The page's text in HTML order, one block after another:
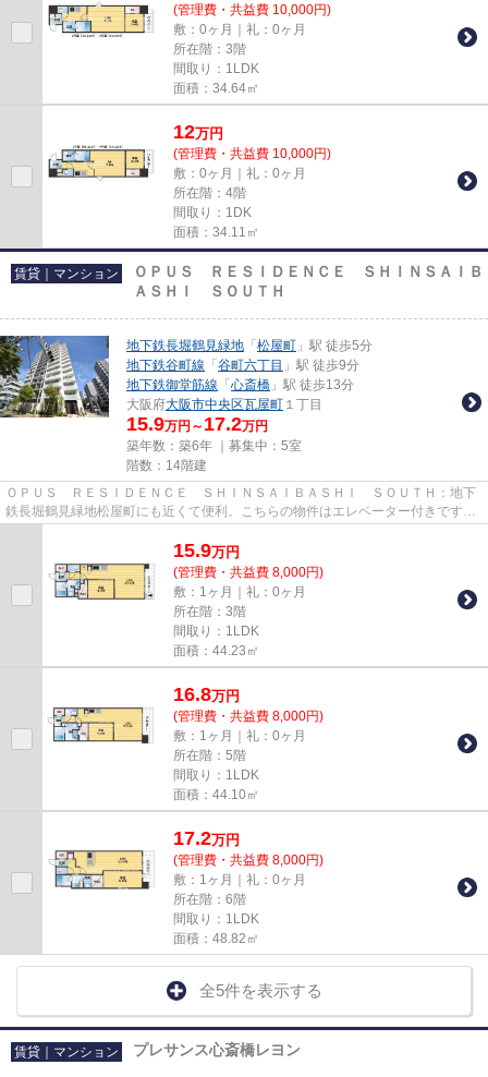
(管理費・共益費 10,000円)
敷：0ヶ月｜礼：0ヶ月
所在階：3階
間取り：1LDK
面積：34.64㎡
12万円
(管理費・共益費 10,000円)
敷：0ヶ月｜礼：0ヶ月
所在階：4階
間取り：1DK
面積：34.11㎡
賃貸｜マンション
ＯＰＵＳ ＲＥＳＩＤＥＮＣＥ ＳＨＩＮＳＡＩＢ
ＡＳＨＩ ＳＯＵＴＨ
地下鉄長堀鶴見緑地 「 松屋町 」駅 徒歩5分
地下鉄谷町線 「 谷町六丁目 」駅 徒歩9分
地下鉄御堂筋線 「 心斎橋 」駅 徒歩13分
大阪府大阪市中央区瓦屋町 １丁目
15.9万円～ 17.2万円
築年数：築6年 ｜募集中： 5室
階数：14階建
ＯＰＵＳ ＲＥＳＩＤＥＮＣＥ ＳＨＩＮＳＡＩＢＡＳＨＩ ＳＯＵＴＨ：地下
鉄長堀鶴見緑地松屋町にも近くて便利。こちらの物件はエレベーター付きです。
15.9万円
(管理費・共益費 8,000円)
敷：1ヶ月｜礼：0ヶ月
所在階：3階
間取り：1LDK
面積：44.23㎡
16.8万円
(管理費・共益費 8,000円)
敷：1ヶ月｜礼：0ヶ月
所在階：5階
間取り：1LDK
面積：44.10㎡
17.2万円
(管理費・共益費 8,000円)
敷：1ヶ月｜礼：0ヶ月
所在階：6階
間取り：1LDK
面積：48.82㎡
全5件を表示する
賃貸｜マンション プレサンス心斎橋レヨン